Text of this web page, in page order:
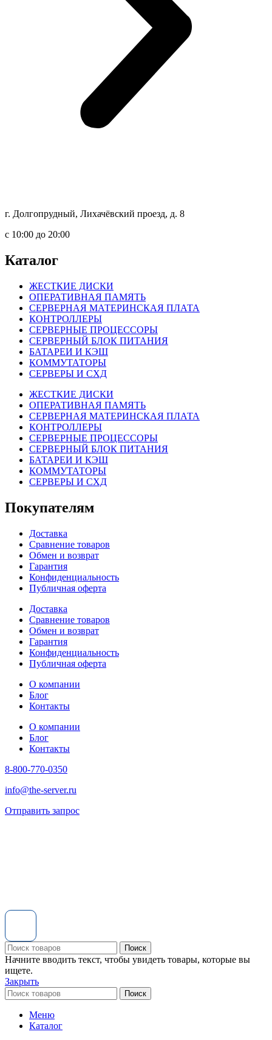
г. Долгопрудный, Лихачёвский проезд, д. 8
c 10:00 до 20:00
Каталог
ЖЕСТКИЕ ДИСКИ
ОПЕРАТИВНАЯ ПАМЯТЬ
СЕРВЕРНАЯ МАТЕРИНСКАЯ ПЛАТА
КОНТРОЛЛЕРЫ
СЕРВЕРНЫЕ ПРОЦЕССОРЫ
СЕРВЕРНЫЙ БЛОК ПИТАНИЯ
БАТАРЕИ И КЭШ
КОММУТАТОРЫ
СЕРВЕРЫ И СХД
ЖЕСТКИЕ ДИСКИ
ОПЕРАТИВНАЯ ПАМЯТЬ
СЕРВЕРНАЯ МАТЕРИНСКАЯ ПЛАТА
КОНТРОЛЛЕРЫ
СЕРВЕРНЫЕ ПРОЦЕССОРЫ
СЕРВЕРНЫЙ БЛОК ПИТАНИЯ
БАТАРЕИ И КЭШ
КОММУТАТОРЫ
СЕРВЕРЫ И СХД
Покупателям
Доставка
Сравнение товаров
Обмен и возврат
Гарантия
Конфиденциальность
Публичная оферта
Доставка
Сравнение товаров
Обмен и возврат
Гарантия
Конфиденциальность
Публичная оферта
О компании
Блог
Контакты
О компании
Блог
Контакты
8-800-770-0350
info@the-server.ru
Отправить запрос
Поиск
Начните вводить текст, чтобы увидеть товары, которые вы
ищете.
Закрыть
Поиск
Меню
Каталог